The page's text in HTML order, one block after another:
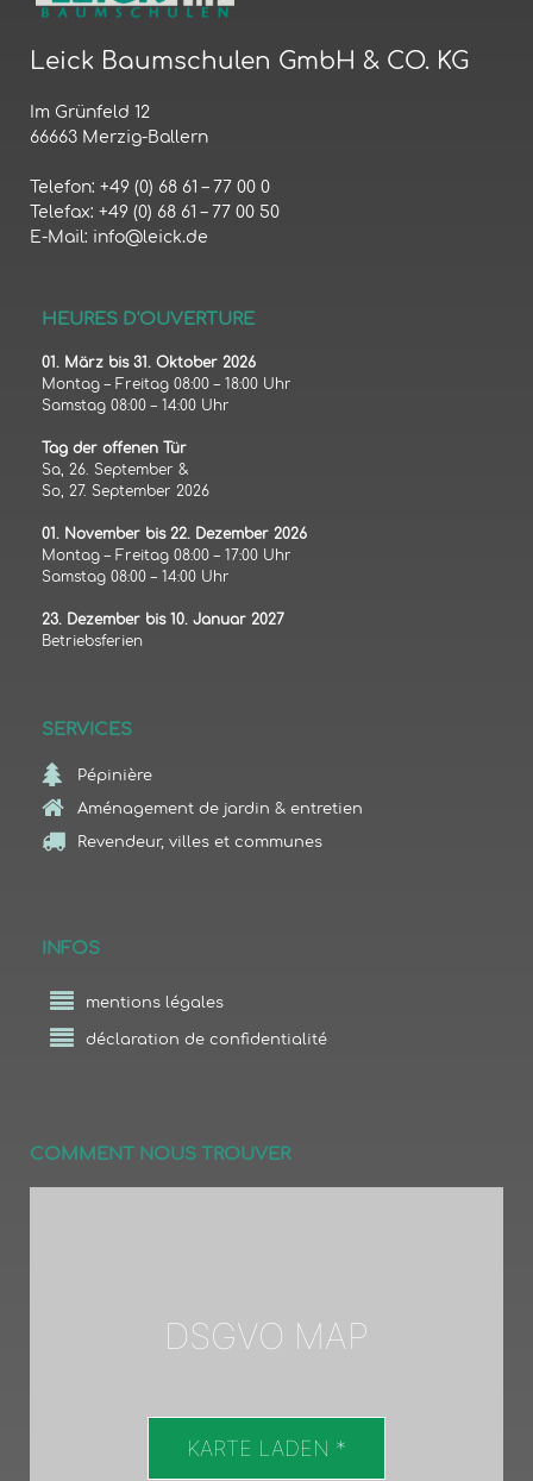
Leick Baumschulen GmbH & CO. KG
Im Grünfeld 12
66663 Merzig-Ballern
Telefon: +49 (0) 68 61 – 77 00 0
Telefax: +49 (0) 68 61 – 77 00 50
E-Mail: info@leick.de
HEURES D'OUVERTURE
01. März bis 31. Oktober 2026
Montag – Freitag 08:00 – 18:00 Uhr
Samstag 08:00 – 14:00 Uhr
Tag der offenen Tür
Sa, 26. September &
So, 27. September 2026
01. November bis 22. Dezember 2026
Montag – Freitag 08:00 – 17:00 Uhr
Samstag 08:00 – 14:00 Uhr
23. Dezember bis 10. Januar 2027
Betriebsferien
SERVICES
Pépinière
Aménagement de jardin & entretien
Revendeur, villes et communes
INFOS
mentions légales
déclaration de confidentialité
COMMENT NOUS TROUVER
DSGVO MAP
KARTE LADEN *